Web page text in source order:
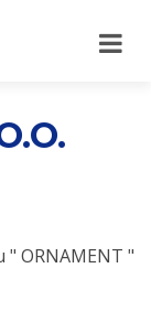
ORNAMENT "